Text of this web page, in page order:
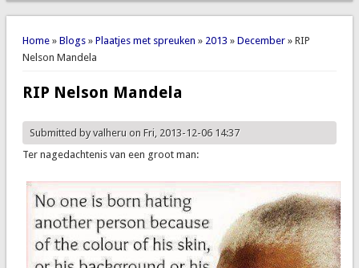
You are here
Home» Blogs» Plaatjes met spreuken » 2013 » December» RIP
Nelson Mandela
RIP Nelson Mandela
Submitted byvalheruon Fri, 2013-12-06 14:37
Ter nagedachtenis van een groot man: